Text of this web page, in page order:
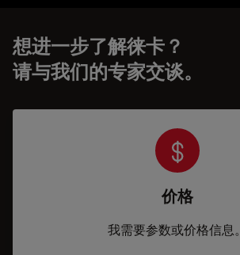
想进一步了解徕卡？
请与我们的专家交谈。
价格
我需要参数或价格信息。